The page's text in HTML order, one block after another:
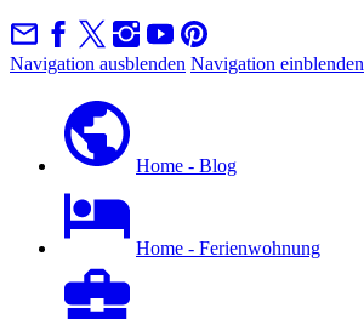
Navigation ausblenden Navigation einblenden
Home - Blog
Home - Ferienwohnung